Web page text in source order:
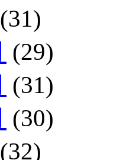
(31)
(29)
(31)
(30)
(32)